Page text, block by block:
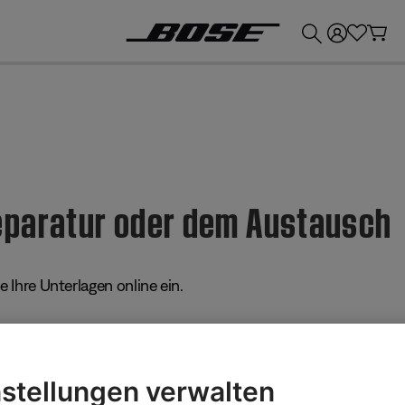
oder dem Austausch
Ihre Unterlagen online ein.
verwalten